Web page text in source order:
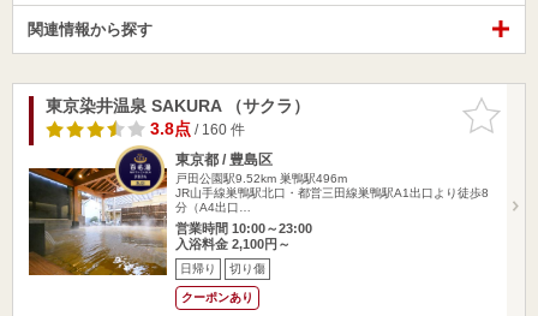
関連情報から探す
お気に入
りに追加
東京染井温泉 SAKURA （サクラ）
3.8点/ 160 件
東京都 / 豊島区
戸田公園駅9.52km 巣鴨駅496m
JR山手線巣鴨駅北口・都営三田線巣鴨駅A1出口より徒歩8
分（A4出口…
営業時間 10:00～23:00
入浴料金 2,100円～
日帰り 切り傷
クーポンあり